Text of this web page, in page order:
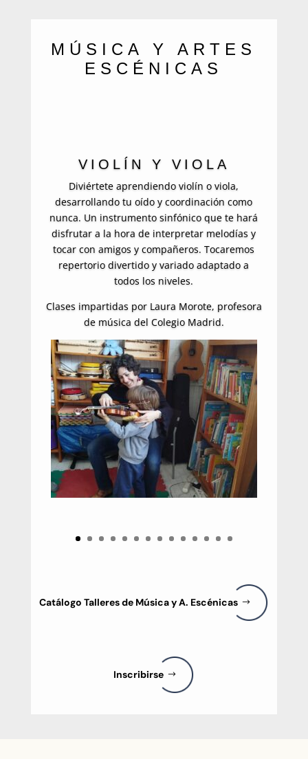
MÚSICA Y ARTES
ESCÉNICAS
VIOLÍN Y VIOLA
Diviértete aprendiendo violín o viola,
desarrollando tu oído y coordinación como
nunca. Un instrumento sinfónico que te hará
disfrutar a la hora de interpretar melodías y
tocar con amigos y compañeros. Tocaremos
repertorio divertido y variado adaptado a
todos los niveles.
Clases impartidas por Laura Morote, profesora
de música del Colegio Madrid.
Catálogo Talleres de Música y A. Escénicas
Inscribirse